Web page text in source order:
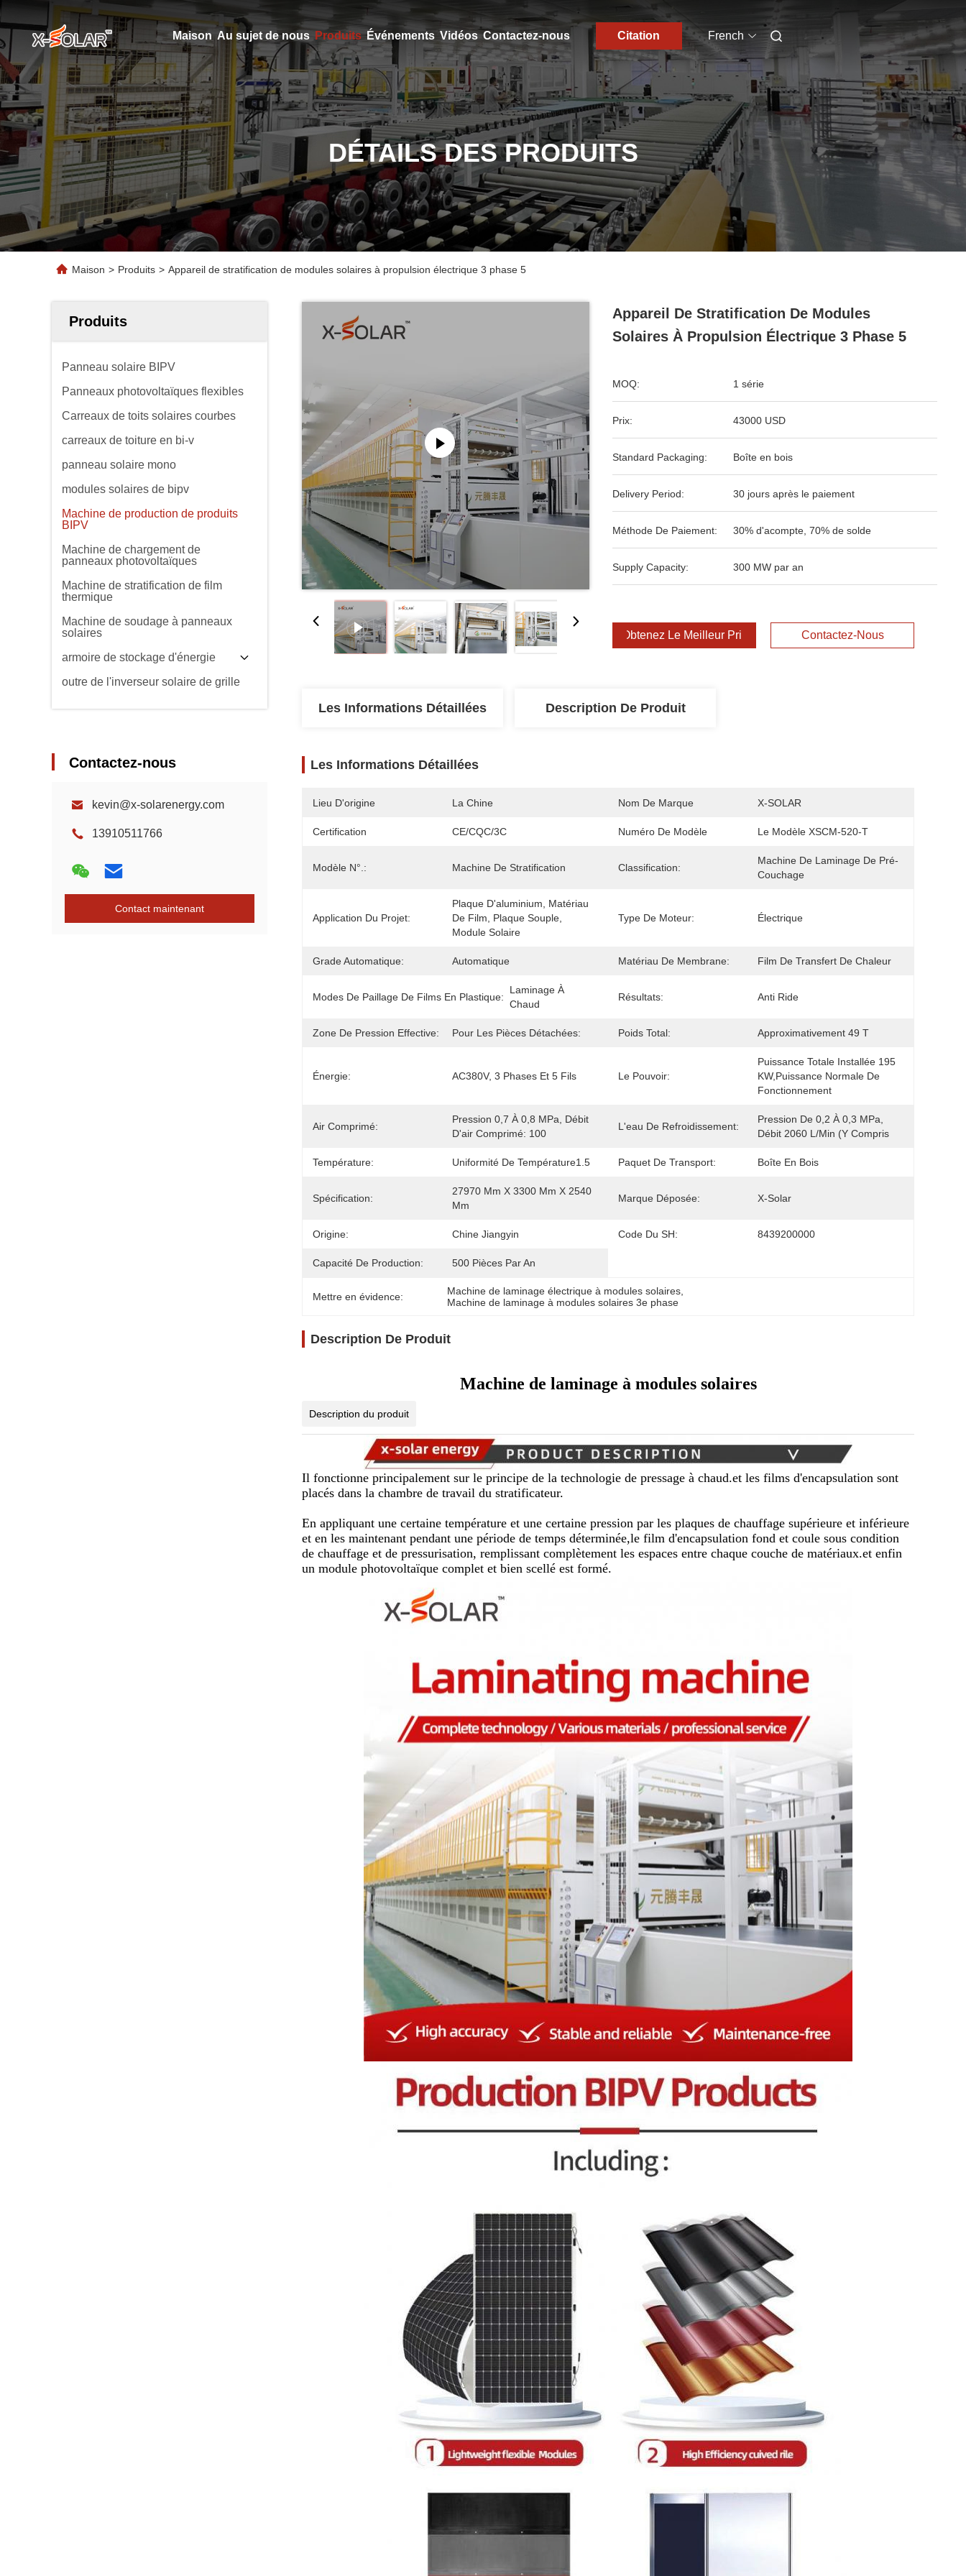
Maison Au sujet de nous Produits Événements Vidéos Contactez-nous Citation French
DÉTAILS DES PRODUITS
Maison > Produits > Appareil de stratification de modules solaires à propulsion électrique 3 phase 5
Produits
Panneau solaire BIPV
Panneaux photovoltaïques flexibles
Carreaux de toits solaires courbes
carreaux de toiture en bi-v
panneau solaire mono
modules solaires de bipv
Machine de production de produits
BIPV
Machine de chargement de
panneaux photovoltaïques
Machine de stratification de film
thermique
Machine de soudage à panneaux
solaires
armoire de stockage d'énergie
outre de l'inverseur solaire de grille
Contactez-nous
kevin@x-solarenergy.com
13910511766
Contact maintenant
Appareil De Stratification De Modules
Solaires À Propulsion Électrique 3 Phase 5
MOQ: 1 série
Prix: 43000 USD
Standard Packaging: Boîte en bois
Delivery Period: 30 jours après le paiement
Méthode De Paiement: 30% d'acompte, 70% de solde
Supply Capacity: 300 MW par an
Obtenez Le Meilleur Prix Contactez-Nous
Les Informations Détaillées Description De Produit
Les Informations Détaillées
Lieu D'origine La Chine Nom De Marque X-SOLAR
Certification CE/CQC/3C Numéro De Modèle Le Modèle XSCM-520-T
Modèle N°.: Machine De Stratification Classification:
Machine De Laminage De Pré-
Couchage
Application Du Projet:
Plaque D'aluminium, Matériau
De Film, Plaque Souple,
Module Solaire
Type De Moteur: Électrique
Grade Automatique: Automatique Matériau De Membrane: Film De Transfert De Chaleur
Modes De Paillage De Films En Plastique:
Laminage À
Chaud
Résultats: Anti Ride
Zone De Pression Effective: Pour Les Pièces Détachées: Poids Total: Approximativement 49 T
Énergie: AC380V, 3 Phases Et 5 Fils Le Pouvoir:
Puissance Totale Installée 195
KW,puissance Normale De
Fonctionnement
Air Comprimé:
Pression 0,7 À 0,8 MPa, Débit
D'air Comprimé: 100
L'eau De Refroidissement:
Pression De 0,2 À 0,3 MPa,
Débit 2060 L/min (y Compris
Température: Uniformité De Température1.5 Paquet De Transport: Boîte En Bois
Spécification:
27970 Mm X 3300 Mm X 2540
Mm
Marque Déposée: X-Solar
Origine: Chine Jiangyin Code Du SH: 8439200000
Capacité De Production: 500 Pièces Par An
Mettre en évidence: Machine de laminage électrique à modules solaires
Machine de laminage à modules solaires 3e phase
Description De Produit
Machine de laminage à modules solaires
Description du produit
Il fonctionne principalement sur le principe de la technologie de pressage à chaud.et les films d'encapsulation sont
placés dans la chambre de travail du stratificateur.
En appliquant une certaine température et une certaine pression par les plaques de chauffage supérieure et inférieure
et en les maintenant pendant une période de temps déterminée,le film d'encapsulation fond et coule sous condition
de chauffage et de pressurisation, remplissant complètement les espaces entre chaque couche de matériaux.et enfin
un module photovoltaïque complet et bien scellé est formé.